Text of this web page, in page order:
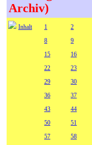
Archiv)
Inhalt 1 2
8
9
15
16
22
23
29
30
36
37
43
44
50
51
57
58